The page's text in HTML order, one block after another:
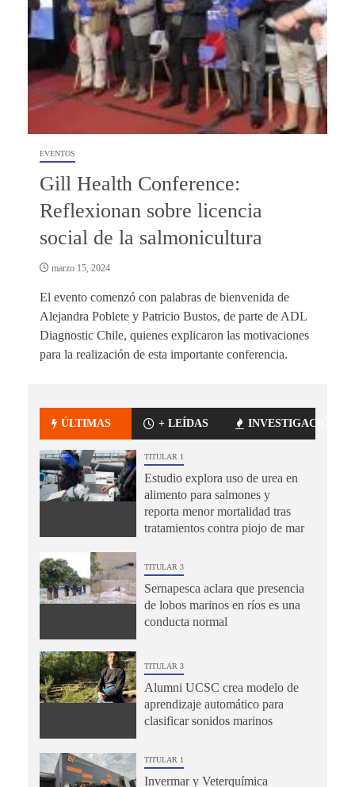
EVENTOS
Gill Health Conference:
Reflexionan sobre licencia
social de la salmonicultura
marzo 15, 2024
El evento comenzó con palabras de bienvenida de
Alejandra Poblete y Patricio Bustos, de parte de ADL
Diagnostic Chile, quienes explicaron las motivaciones
para la realización de esta importante conferencia.
ÚLTIMAS + LEÍDAS INVESTIGACIÓN
TITULAR 1
Estudio explora uso de urea en
alimento para salmones y
reporta menor mortalidad tras
tratamientos contra piojo de mar
TITULAR 3
Sernapesca aclara que presencia
de lobos marinos en ríos es una
conducta normal
TITULAR 3
Alumni UCSC crea modelo de
aprendizaje automático para
clasificar sonidos marinos
TITULAR 1
Invermar y Veterquímica